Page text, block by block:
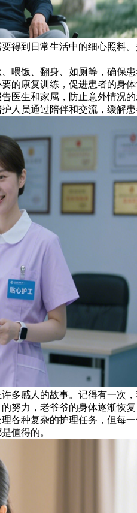
到日常生活中的细心照料
喂饭、翻身、如厕等，确保患
的康复训练，促进患者的身体
医生和家属，防止意外情况的
人员通过陪伴和交流，缓解
感人的故事。记得有一次
努力，老爷爷的身体逐渐恢
种复杂的护理任务，但每
值得的。